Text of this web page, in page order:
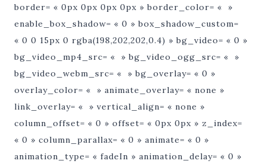
border= « 0px 0px 0px 0px » border_color= « »
enable_box_shadow= « 0 » box_shadow_custom=
« 0 0 15px 0 rgba(198,202,202,0.4) » bg_video= « 0 »
bg_video_mp4_src= « » bg_video_ogg_src= « »
bg_video_webm_src= « » bg_overlay= « 0 »
overlay_color= « » animate_overlay= « none »
link_overlay= « » vertical_align= « none »
column_offset= « 0 » offset= « 0px 0px » z_index=
« 0 » column_parallax= « 0 » animate= « 0 »
animation_type= « fadeIn » animation_delay= « 0 »